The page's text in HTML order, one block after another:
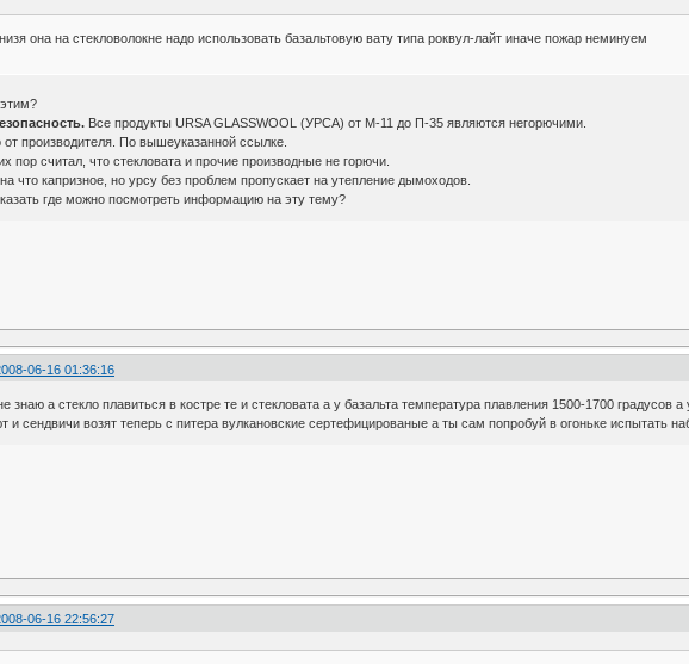
она на стекловолокне надо использовать базальтовую вату типа роквул-лайт иначе пожар неминуем
Все продукты URSA GLASSWOOL (УРСА) от М-11 до П-35 являются негорючими.
производителя. По вышеуказанной ссылке.
пор считал, что стекловата и прочие производные не горючи.
что капризное, но урсу без проблем пропускает на утепление дымоходов.
где можно посмотреть информацию на эту тему?
06-16 01:36:16
знаю а стекло плавиться в костре те и стекловата а у базальта температура плавления 1500-1700 градусов
и сендвичи возят теперь с питера вулкановские сертефицированые а ты сам попробуй в огоньке испытать
06-16 22:56:27